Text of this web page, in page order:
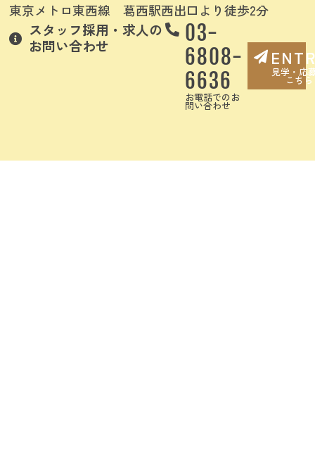
東京メトロ東西線 葛西駅西出口より徒歩2分
スタッフ採用・求人の
お問い合わせ
03-
6808-
6636
お電話でのお
問い合わせ
見学・応
こちら